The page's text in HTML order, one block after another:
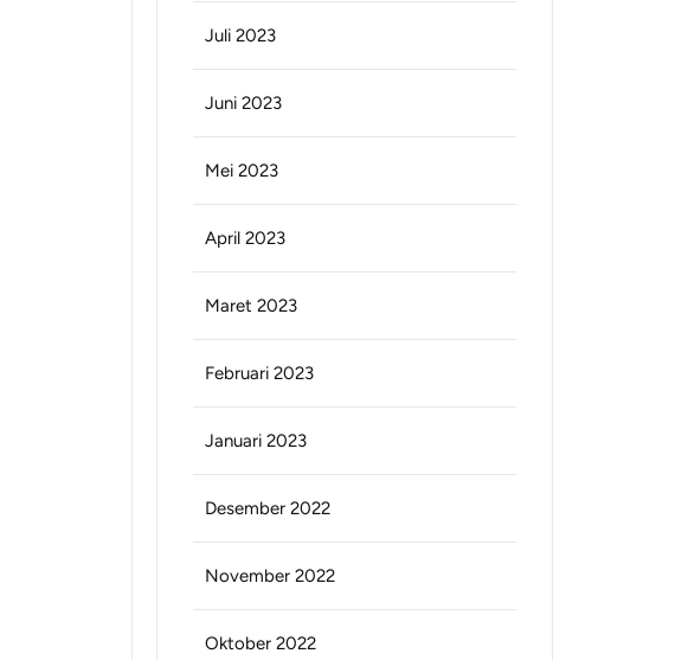
Juli 2023
Juni 2023
Mei 2023
April 2023
Maret 2023
Februari 2023
Januari 2023
Desember 2022
November 2022
Oktober 2022